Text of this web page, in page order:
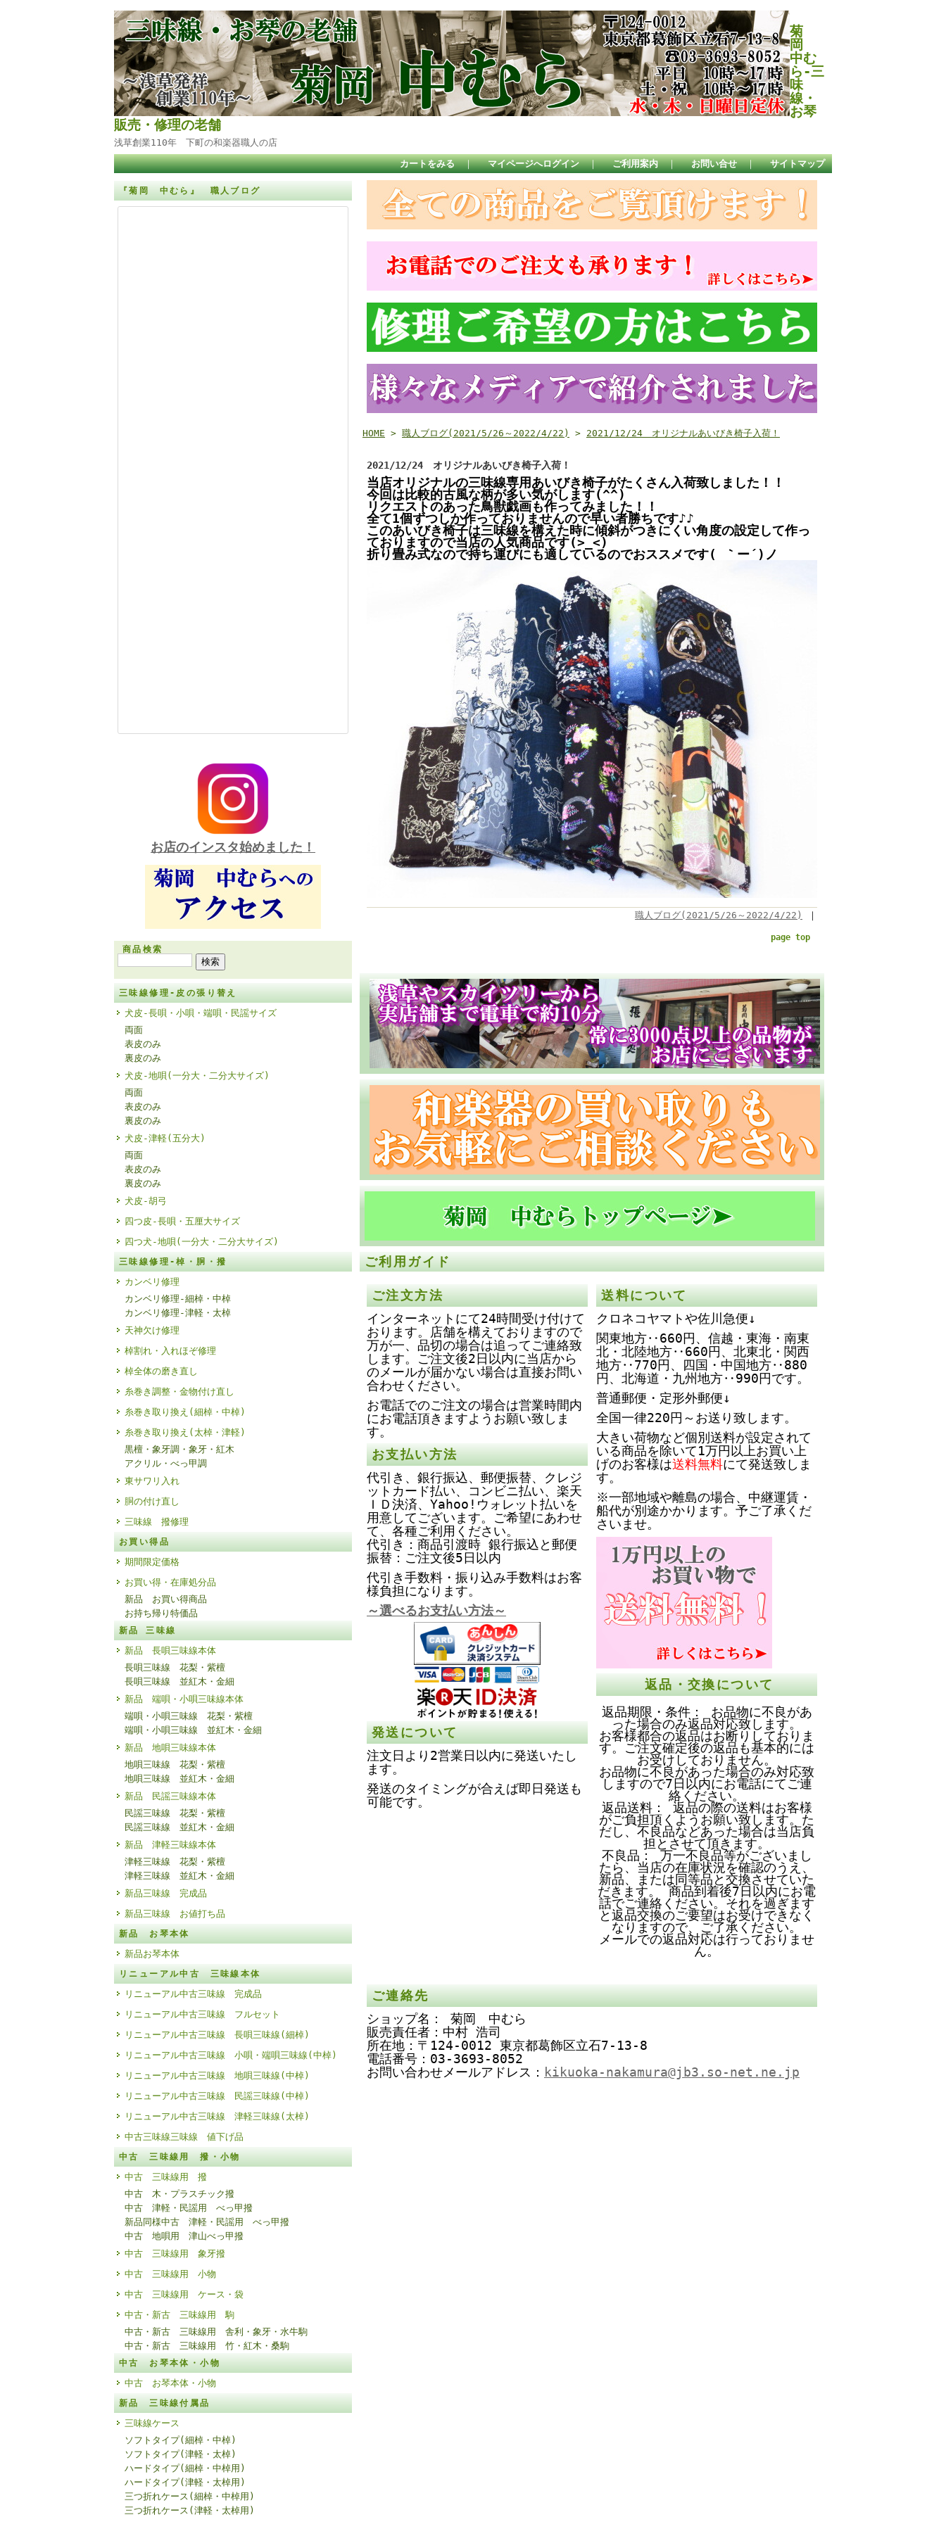
菊
岡
中む
ら-三
味
線・
お琴
販売・修理の老舗
浅草創業110年 下町の和楽器職人の店
カートをみる ｜ マイページへログイン ｜ ご利用案内 ｜ お問い合せ ｜ サイトマップ
『菊岡 中むら』 職人ブログ
お店のインスタ始めました！
商品検索
三味線修理-皮の張り替え
犬皮-長唄・小唄・端唄・民謡サイズ
両面
表皮のみ
裏皮のみ
犬皮-地唄(一分大・二分大サイズ)
両面
表皮のみ
裏皮のみ
犬皮-津軽(五分大)
両面
表皮のみ
裏皮のみ
犬皮-胡弓
四つ皮-長唄・五厘大サイズ
四つ犬-地唄(一分大・二分大サイズ)
三味線修理-棹・胴・撥
カンベリ修理
カンベリ修理-細棹・中棹
カンベリ修理-津軽・太棹
天神欠け修理
棹割れ・入れほぞ修理
棹全体の磨き直し
糸巻き調整・金物付け直し
糸巻き取り換え(細棹・中棹)
糸巻き取り換え(太棹・津軽)
黒檀・象牙調・象牙・紅木
アクリル・べっ甲調
東サワリ入れ
胴の付け直し
三味線 撥修理
お買い得品
期間限定価格
お買い得・在庫処分品
新品 お買い得商品
お持ち帰り特価品
新品 三味線
新品 長唄三味線本体
長唄三味線 花梨・紫檀
長唄三味線 並紅木・金細
新品 端唄・小唄三味線本体
端唄・小唄三味線 花梨・紫檀
端唄・小唄三味線 並紅木・金細
新品 地唄三味線本体
地唄三味線 花梨・紫檀
地唄三味線 並紅木・金細
新品 民謡三味線本体
民謡三味線 花梨・紫檀
民謡三味線 並紅木・金細
新品 津軽三味線本体
津軽三味線 花梨・紫檀
津軽三味線 並紅木・金細
新品三味線 完成品
新品三味線 お値打ち品
新品 お琴本体
新品お琴本体
リニューアル中古 三味線本体
リニューアル中古三味線 完成品
リニューアル中古三味線 フルセット
リニューアル中古三味線 長唄三味線(細棹)
リニューアル中古三味線 小唄・端唄三味線(中棹)
リニューアル中古三味線 地唄三味線(中棹)
リニューアル中古三味線 民謡三味線(中棹)
リニューアル中古三味線 津軽三味線(太棹)
中古三味線三味線 値下げ品
中古 三味線用 撥・小物
中古 三味線用 撥
中古 木・プラスチック撥
中古 津軽・民謡用 べっ甲撥
新品同様中古 津軽・民謡用 べっ甲撥
中古 地唄用 津山べっ甲撥
中古 三味線用 象牙撥
中古 三味線用 小物
中古 三味線用 ケース・袋
中古・新古 三味線用 駒
中古・新古 三味線用 舎利・象牙・水牛駒
中古・新古 三味線用 竹・紅木・桑駒
中古 お琴本体・小物
中古 お琴本体・小物
新品 三味線付属品
三味線ケース
ソフトタイプ(細棹・中棹)
ソフトタイプ(津軽・太棹)
ハードタイプ(細棹・中棹用)
ハードタイプ(津軽・太棹用)
三つ折れケース(細棹・中棹用)
三つ折れケース(津軽・太棹用)
HOME > 職人ブログ(2021/5/26～2022/4/22) > 2021/12/24 オリジナルあいびき椅子入荷！
2021/12/24 オリジナルあいびき椅子入荷！
当店オリジナルの三味線専用あいびき椅子がたくさん入荷致しました！！
今回は比較的古風な柄が多い気がします(^^)
リクエストのあった鳥獣戯画も作ってみました！！
全て1個ずつしか作っておりませんので早い者勝ちです♪♪
このあいびき椅子は三味線を構えた時に傾斜がつきにくい角度の設定して作っ
ておりますので当店の人気商品です(>_<)
折り畳み式なので持ち運びにも適しているのでおススメです( ｀ー´)ノ
職人ブログ(2021/5/26～2022/4/22) ｜
page top
ご利用ガイド
ご注文方法
インターネットにて24時間受け付けて
おります。店舗を構えておりますので
万が一、品切の場合は追ってご連絡致
します。ご注文後2日以内に当店から
のメールが届かない場合は直接お問い
合わせください。
お電話でのご注文の場合は営業時間内
にお電話頂きますようお願い致しま
す。
お支払い方法
代引き、銀行振込、郵便振替、クレジ
ットカード払い、コンビニ払い、楽天
ＩＤ決済、Yahoo!ウォレット払いを
用意してございます。ご希望にあわせ
て、各種ご利用ください。
代引き：商品引渡時 銀行振込と郵便
振替：ご注文後5日以内
代引き手数料・振り込み手数料はお客
様負担になります。
～選べるお支払い方法～
発送について
注文日より2営業日以内に発送いたし
ます。
発送のタイミングが合えば即日発送も
可能です。
送料について
クロネコヤマトや佐川急便↓
関東地方‥660円、信越・東海・南東
北・北陸地方‥660円、北東北・関西
地方‥770円、四国・中国地方‥880
円、北海道・九州地方‥990円です。
普通郵便・定形外郵便↓
全国一律220円～お送り致します。
大きい荷物など個別送料が設定されて
いる商品を除いて1万円以上お買い上
げのお客様は送料無料にて発送致しま
す。
※一部地域や離島の場合、中継運賃・
船代が別途かかります。予ご了承くだ
さいませ。
返品・交換について
返品期限・条件： お品物に不良があ
った場合のみ返品対応致します。
お客様都合の返品はお断りしておりま
す。ご注文確定後の返品も基本的には
お受けしておりません。
お品物に不良があった場合のみ対応致
しますので7日以内にお電話にてご連
絡ください。
返品送料： 返品の際の送料はお客様
がご負担頂くようお願い致します。た
だし、不良品などあった場合は当店負
担とさせて頂きます。
不良品： 万一不良品等がございまし
たら、当店の在庫状況を確認のうえ、
新品、または同等品と交換させていた
だきます。 商品到着後7日以内にお電
話でご連絡ください。それを過ぎます
と返品交換のご要望はお受けできなく
なりますので、ご了承ください。
メールでの返品対応は行っておりませ
ん。
ご連絡先
ショップ名： 菊岡 中むら
販売責任者：中村 浩司
所在地：〒124-0012 東京都葛飾区立石7-13-8
電話番号：03-3693-8052
お問い合わせメールアドレス： kikuoka-nakamura@jb3.so-net.ne.jp